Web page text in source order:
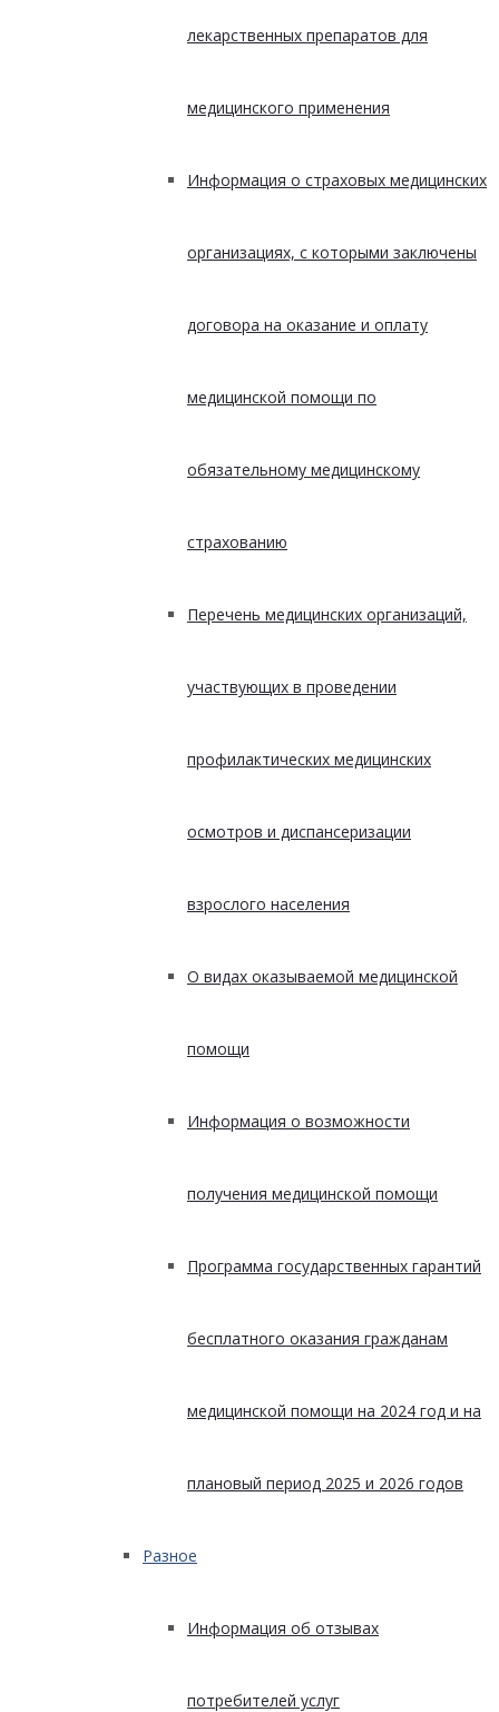
лекарственных препаратов для
медицинского применения
Информация о страховых медицинских
организациях, с которыми заключены
договора на оказание и оплату
медицинской помощи по
обязательному медицинскому
страхованию
Перечень медицинских организаций,
участвующих в проведении
профилактических медицинских
осмотров и диспансеризации
взрослого населения
О видах оказываемой медицинской
помощи
Информация о возможности
получения медицинской помощи
Программа государственных гарантий
бесплатного оказания гражданам
медицинской помощи на 2024 год и на
плановый период 2025 и 2026 годов
Разное
Информация об отзывах
потребителей услуг